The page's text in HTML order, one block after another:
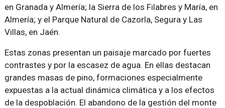
en Granada y Almería; la Sierra de los Filabres y María, en
Almería; y el Parque Natural de Cazorla, Segura y Las
Villas, en Jaén.
Estas zonas presentan un paisaje marcado por fuertes
contrastes y por la escasez de agua. En ellas destacan
grandes masas de pino, formaciones especialmente
expuestas a la actual dinámica climática y a los efectos
de la despoblación. El abandono de la gestión del monte